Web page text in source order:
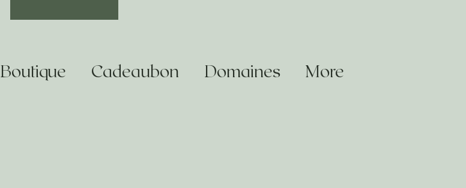
Boutique Cadeaubon Domaines More